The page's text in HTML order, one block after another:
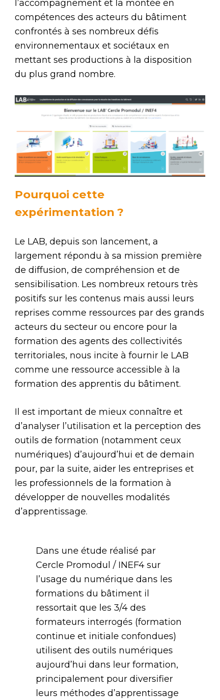
l’accompagnement et la montée en
compétences des acteurs du bâtiment
confrontés à ses nombreux défis
environnementaux et sociétaux en
mettant ses productions à la disposition
du plus grand nombre.
Pourquoi cette
expérimentation ?
Le LAB, depuis son lancement, a
largement répondu à sa mission première
de diffusion, de compréhension et de
sensibilisation. Les nombreux retours très
positifs sur les contenus mais aussi leurs
reprises comme ressources par des grands
acteurs du secteur ou encore pour la
formation des agents des collectivités
territoriales, nous incite à fournir le LAB
comme une ressource accessible à la
formation des apprentis du bâtiment.
Il est important de mieux connaître et
d’analyser l’utilisation et la perception des
outils de formation (notamment ceux
numériques) d’aujourd’hui et de demain
pour, par la suite, aider les entreprises et
les professionnels de la formation à
développer de nouvelles modalités
d’apprentissage.
Dans une étude réalisé par
Cercle Promodul / INEF4 sur
l’usage du numérique dans les
formations du bâtiment il
ressortait que les 3/4 des
formateurs interrogés (formation
continue et initiale confondues)
utilisent des outils numériques
aujourd’hui dans leur formation,
principalement pour diversifier
leurs méthodes d’apprentissage